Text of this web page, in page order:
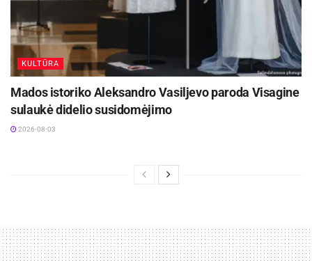
KULTŪRA
Mados istoriko Aleksandro Vasiljevo paroda Visagine
sulaukė didelio susidomėjimo
2026-08-03